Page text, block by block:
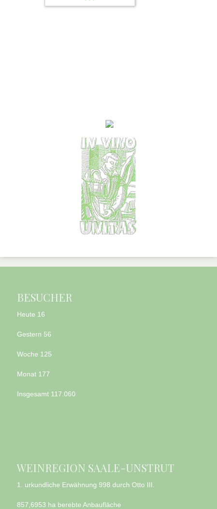
BESUCHER
Heute 16
Gestern 56
Woche 125
Monat 177
Insgesamt 117.060
WEINREGION SAALE-UNSTRUT
1. urkundliche Erwähnung 998 durch Otto III.
857,6953 ha berebte Anbaufläche